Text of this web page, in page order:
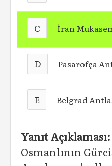
C İran
D Pasarofça
E Belgrad
Yanıt Açıklaması:
Osmanlının